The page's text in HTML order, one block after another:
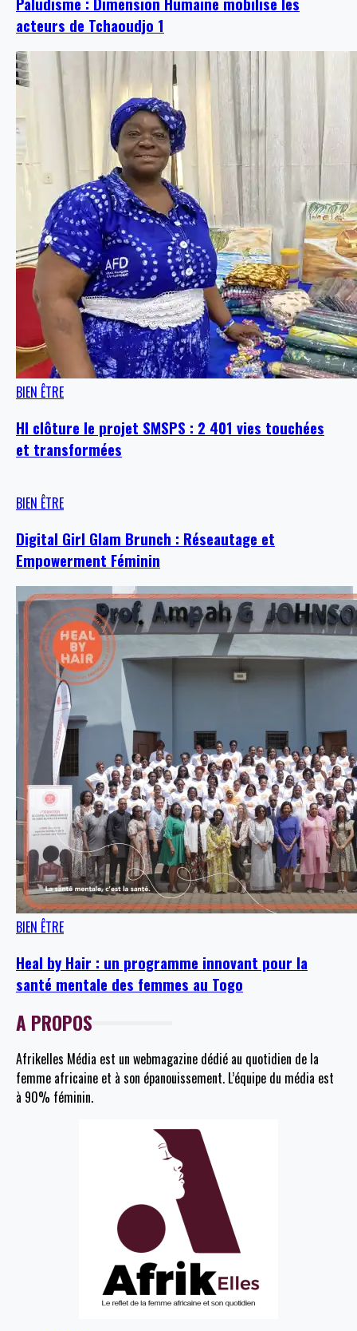
acteurs de Tchaoudjo 1
BIEN ÊTRE
HI clôture le projet SMSPS : 2 401 vies touchées
et transformées
BIEN ÊTRE
Digital Girl Glam Brunch : Réseautage et
Empowerment Féminin
BIEN ÊTRE
Heal by Hair : un programme innovant pour la
santé mentale des femmes au Togo
A PROPOS
Afrikelles Média est un webmagazine dédié au quotidien de la
femme africaine et à son épanouissement. L’équipe du média est
à 90% féminin.